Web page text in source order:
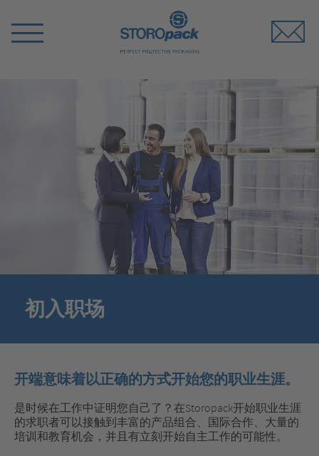
Switch
初入职场
开端意味着以正确的方式开始您的职业生涯。
是时候在工作中证明您自己了？在Storopack开始职业生涯
的求职者可以接触到丰富的产品组合、国际合作、大量的
培训和教育机会，并且有立刻开始自主工作的可能性。